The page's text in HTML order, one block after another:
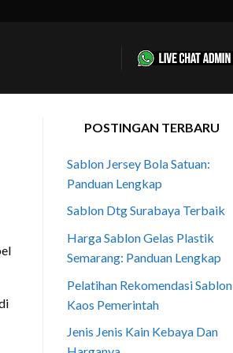
POSTINGAN TERBARU
Sablon Jersey Bola Satuan:
Panduan Lengkap
Sablon Dtg Surabaya Terbaik
Harga Sablon Gelas Plastik
Semarang: Panduan Lengkap
Pelatihan Rekomendasi Sablon
Kaos Pemerintah
Jenis Jenis Kain Kebaya Dan